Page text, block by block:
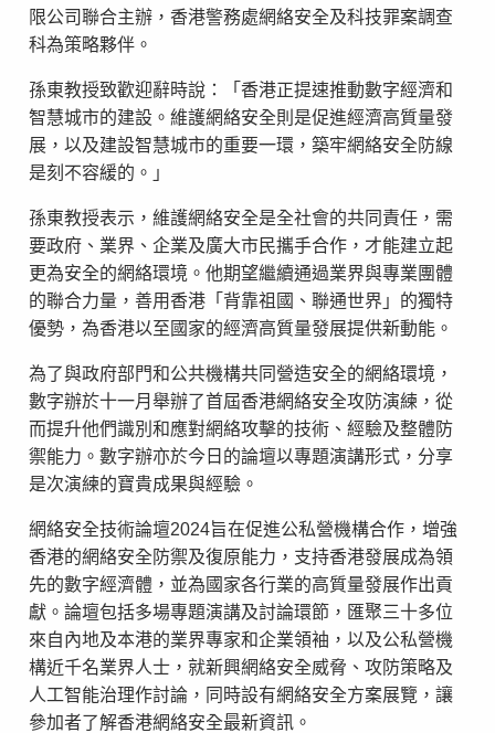
限公司聯合主辦，香港警務處網絡安全及科技罪案調查
科為策略夥伴。
孫東教授致歡迎辭時說：「香港正提速推動數字經濟和
智慧城市的建設。維護網絡安全則是促進經濟高質量發
展，以及建設智慧城市的重要一環，築牢網絡安全防線
是刻不容緩的。」
孫東教授表示，維護網絡安全是全社會的共同責任，需
要政府、業界、企業及廣大市民攜手合作，才能建立起
更為安全的網絡環境。他期望繼續通過業界與專業團體
的聯合力量，善用香港「背靠祖國、聯通世界」的獨特
優勢，為香港以至國家的經濟高質量發展提供新動能。
為了與政府部門和公共機構共同營造安全的網絡環境，
數字辦於十一月舉辦了首屆香港網絡安全攻防演練，從
而提升他們識別和應對網絡攻擊的技術、經驗及整體防
禦能力。數字辦亦於今日的論壇以專題演講形式，分享
是次演練的寶貴成果與經驗。
網絡安全技術論壇2024旨在促進公私營機構合作，增強
香港的網絡安全防禦及復原能力，支持香港發展成為領
先的數字經濟體，並為國家各行業的高質量發展作出貢
獻。論壇包括多場專題演講及討論環節，匯聚三十多位
來自內地及本港的業界專家和企業領袖，以及公私營機
構近千名業界人士，就新興網絡安全威脅、攻防策略及
人工智能治理作討論，同時設有網絡安全方案展覽，讓
參加者了解香港網絡安全最新資訊。